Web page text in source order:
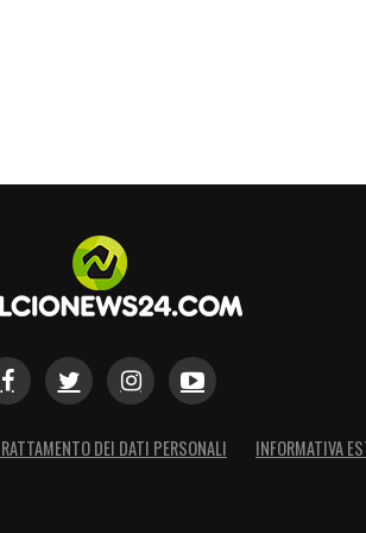
DEI DATI PERSONALI INFORMATIVA